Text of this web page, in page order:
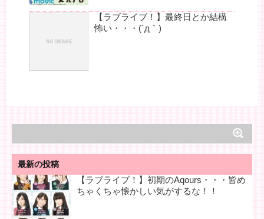
【ラブライブ！】最終日とか結構
怖い・・・(´д｀)
最新の投稿
【ラブライブ！】初期のAqours・・・皆め
ちゃくちゃ懐かしい気がするな！！